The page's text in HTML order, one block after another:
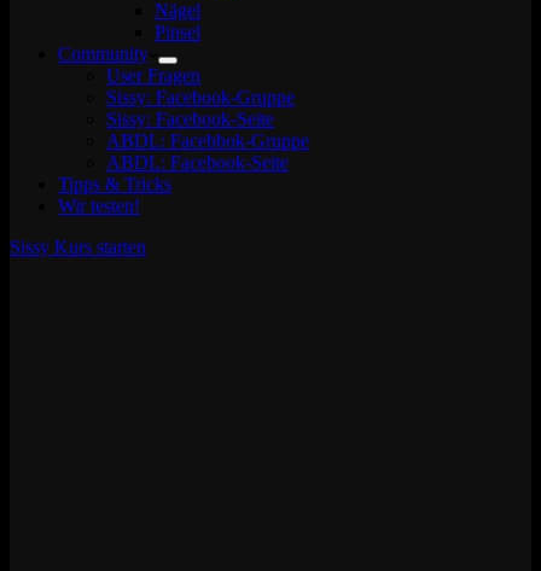
Nägel
Pinsel
Community
User Fragen
Sissy: Facebook-Gruppe
Sissy: Facebook-Seite
ABDL: Facebbok-Gruppe
ABDL: Facebook-Seite
Tipps & Tricks
Wir testen!
Sissy Kurs starten